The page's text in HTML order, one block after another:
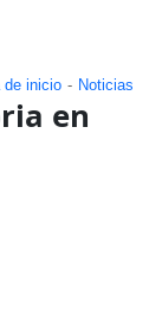
de inicio Noticias
en